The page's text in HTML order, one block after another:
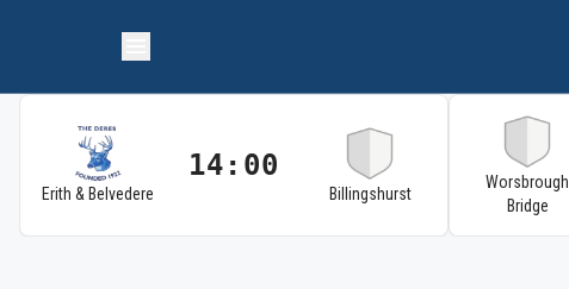
Erith & Belvedere
14:00
Billingshurst
Worsbrough
Bridge